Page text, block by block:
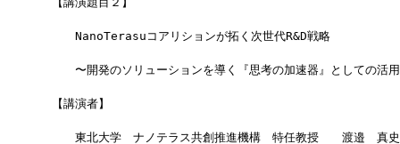
NanoTerasuコアリションが拓く次世代R&D戦略
〜開発のソリューションを導く『思考の加速器』としての活
【講演者】
東北大学　ナノテラス共創推進機構　特任教授　　渡邉　真